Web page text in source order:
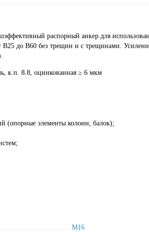
распорный анкер для
В25 до В60 без трещин и с трещинами.
к.п. 8.8, оцинкованная ≥ 6 мкм
(опорные элементы колонн, балок);
М16